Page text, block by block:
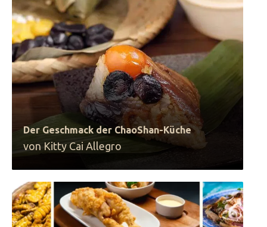
Der Geschmack der ChaoShan-Küche
von Kitty Cai Allegro